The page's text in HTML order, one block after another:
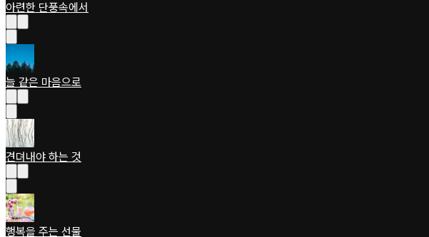
아련한 단풍속에서
늘 같은 마음으로
견뎌내야 하는 것
행복을 주는 선물